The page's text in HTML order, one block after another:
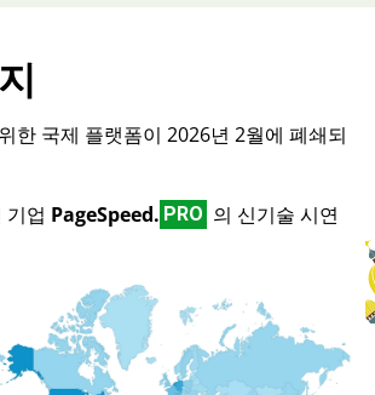
한 국제 플랫폼이 2026년 2월에 폐쇄되
기업 PageSpeed. PRO 의 신기술 시연